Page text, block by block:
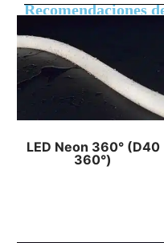
Recomendaciones
LED Neon 360° (D40
360°)